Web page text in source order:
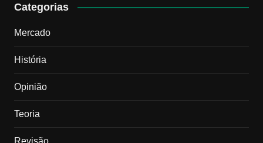
Categorias
Mercado
História
Opinião
Teoria
Revisão